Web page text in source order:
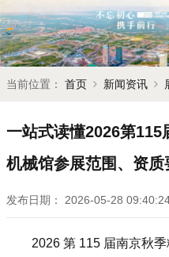
当前位置： 首页 新闻资讯
一站式读懂2026第
机械馆参展范围、资
发布日期： 2026-05-28
2026 第 115 届南京秋